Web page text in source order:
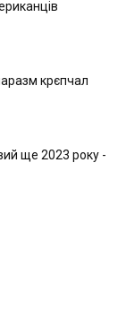
крєпчал
ще 2023 року -